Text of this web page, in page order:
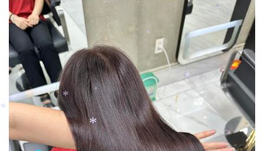
*
*
*
*